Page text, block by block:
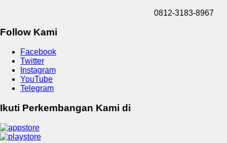
0812-3183-8967
Follow Kami
Facebook
Twitter
Instagram
YouTube
Telegram
Ikuti Perkembangan Kami di